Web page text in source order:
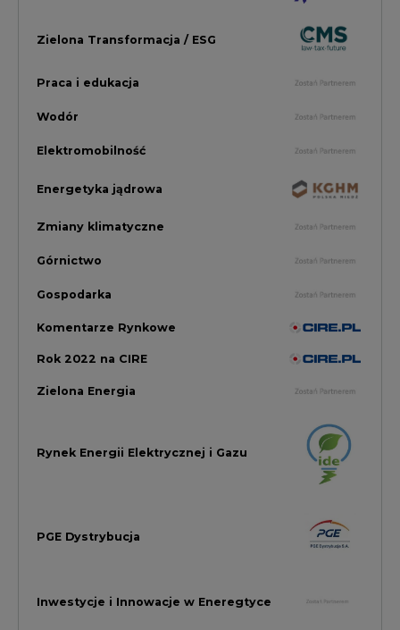
Rok 2022 na CIRE
Zielona Energia
Rynek Energii Elektrycznej i Gazu
PGE Dystrybucja
Inwestycje i Innowacje w Eneregtyce
Energetyka
Rynek Gazu Bilans Miesiąca